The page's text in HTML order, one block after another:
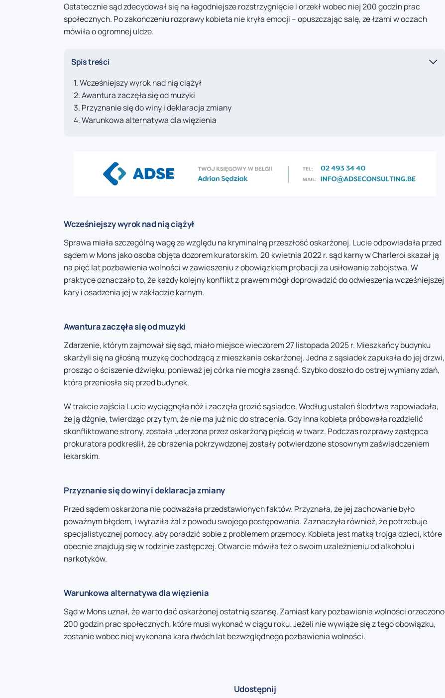
Ostatecznie sąd zdecydował się na łagodniejsze rozstrzygnięcie i orzekł wobec niej 200 godzin prac
społecznych. Po zakończeniu rozprawy kobieta nie kryła emocji – opuszczając salę, ze łzami w oczach
mówiła o ogromnej uldze.
Spis treści
Wcześniejszy wyrok nad nią ciążył
Awantura zaczęła się od muzyki
Przyznanie się do winy i deklaracja zmiany
Warunkowa alternatywa dla więzienia
Wcześniejszy wyrok nad nią ciążył
Sprawa miała szczególną wagę ze względu na kryminalną przeszłość oskarżonej. Lucie odpowiadała przed
sądem w Mons jako osoba objęta dozorem kuratorskim. 20 kwietnia 2022 r. sąd karny w Charleroi skazał ją
na pięć lat pozbawienia wolności w zawieszeniu z obowiązkiem probacji za usiłowanie zabójstwa. W
praktyce oznaczało to, że każdy kolejny konflikt z prawem mógł doprowadzić do odwieszenia wcześniejszej
kary i osadzenia jej w zakładzie karnym.
Awantura zaczęła się od muzyki
Zdarzenie, którym zajmował się sąd, miało miejsce wieczorem 27 listopada 2025 r. Mieszkańcy budynku
skarżyli się na głośną muzykę dochodzącą z mieszkania oskarżonej. Jedna z sąsiadek zapukała do jej drzwi,
prosząc o ściszenie dźwięku, ponieważ jej córka nie mogła zasnąć. Szybko doszło do ostrej wymiany zdań,
która przeniosła się przed budynek.
W trakcie zajścia Lucie wyciągnęła nóż i zaczęła grozić sąsiadce. Według ustaleń śledztwa zapowiadała,
że ją dźgnie, twierdząc przy tym, że nie ma już nic do stracenia. Gdy inna kobieta próbowała rozdzielić
skonfliktowane strony, została uderzona przez oskarżoną pięścią w twarz. Podczas rozprawy zastępca
prokuratora podkreślił, że obrażenia pokrzywdzonej zostały potwierdzone stosownym zaświadczeniem
lekarskim.
Przyznanie się do winy i deklaracja zmiany
Przed sądem oskarżona nie podważała przedstawionych faktów. Przyznała, że jej zachowanie było
poważnym błędem, i wyraziła żal z powodu swojego postępowania. Zaznaczyła również, że potrzebuje
specjalistycznej pomocy, aby poradzić sobie z problemem przemocy. Kobieta jest matką trojga dzieci, które
obecnie znajdują się w rodzinie zastępczej. Otwarcie mówiła też o swoim uzależnieniu od alkoholu i
narkotyków.
Warunkowa alternatywa dla więzienia
Sąd w Mons uznał, że warto dać oskarżonej ostatnią szansę. Zamiast kary pozbawienia wolności orzeczono
200 godzin prac społecznych, które musi wykonać w ciągu roku. Jeżeli nie wywiąże się z tego obowiązku,
zostanie wobec niej wykonana kara dwóch lat bezwzględnego pozbawienia wolności.
Udostępnij